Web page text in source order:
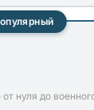
нуля до